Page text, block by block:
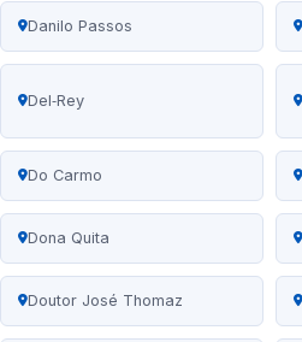
Danilo Passos
Del‑Rey
Do Carmo
Dona Quita
Doutor José Thomaz